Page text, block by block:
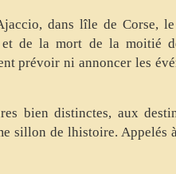
dans lîle de Corse,
de la mort de la moitié
prévoir ni annoncer les
bien distinctes, aux
sillon de lhistoire. Appelés